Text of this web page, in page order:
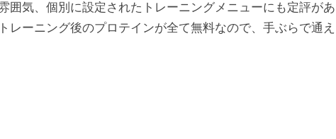
囲気、個別に設定されたトレーニングメニューにも定評があ
レーニング後のプロテインが全て無料なので、手ぶらで通え